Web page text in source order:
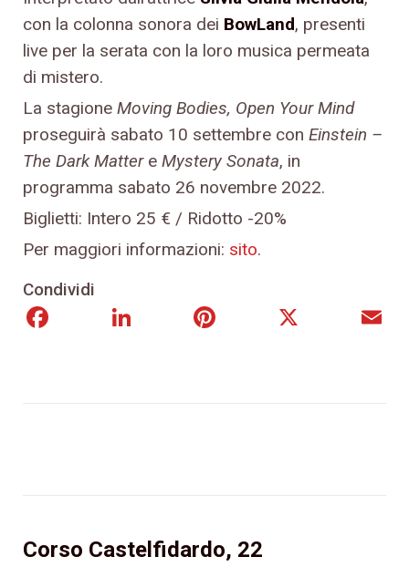
con la colonna sonora dei BowLand, presenti
live per la serata con la loro musica permeata
di mistero.
La stagione Moving Bodies, Open Your Mind
proseguirà sabato 10 settembre con Einstein –
The Dark Mattere Mystery Sonata, in
programma sabato 26 novembre 2022.
Biglietti: Intero 25 € / Ridotto -20%
Per maggiori informazioni: sito.
Condividi
FacebookLinkedIn Pinterest
Corso Castelfidardo, 22